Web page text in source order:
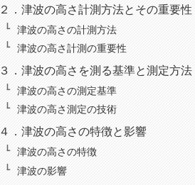
２．津波の高さ計測方法とその重要性
津波の高さの計測方法
津波の高さ計測の重要性
３．津波の高さを測る基準と測定方法
津波の高さの測定基準
津波の高さ測定の技術
４．津波の高さの特徴と影響
津波の高さの特徴
津波の影響